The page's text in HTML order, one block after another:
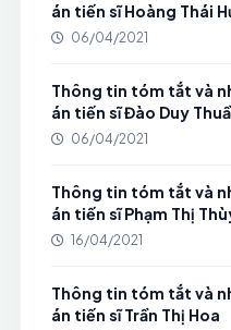
án tiến sĩ Hoàng Thái
06/04/2021
Thông tin tóm tắt và
án tiến sĩ Đào Duy
06/04/2021
Thông tin tóm tắt và
án tiến sĩ Phạm Thị
16/04/2021
Thông tin tóm tắt và
án tiến sĩ Trần Thị Hoa